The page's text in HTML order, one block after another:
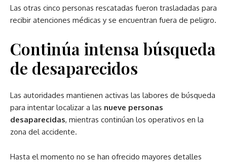
Las otras cinco personas rescatadas fueron trasladadas para
recibir atenciones médicas y se encuentran fuera de peligro.
Continúa intensa búsqueda
de desaparecidos
Las autoridades mantienen activas las labores de búsqueda
para intentar localizar a las nueve personas
desaparecidas, mientras continúan los operativos en la
zona del accidente.
Hasta el momento no se han ofrecido mayores detalles